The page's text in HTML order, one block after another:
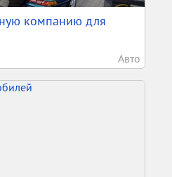
компанию для
Авто